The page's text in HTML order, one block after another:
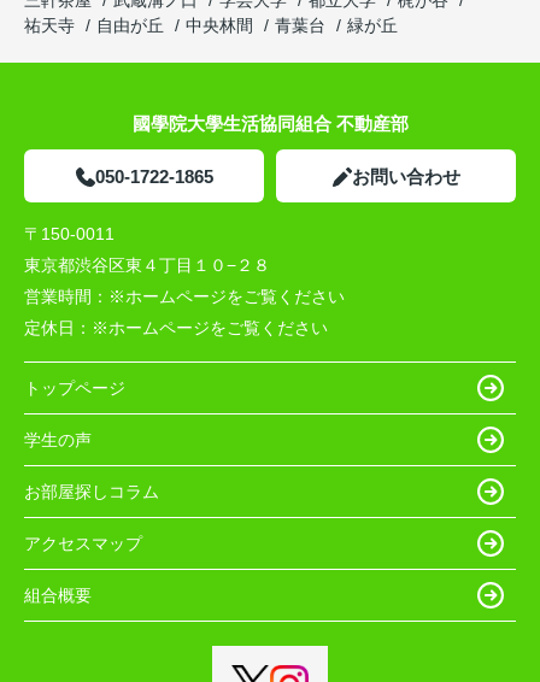
祐天寺
自由が丘 中央林間 青葉台 緑が丘
國學院大學生活協同組合 不動産部
050-1722-1865 お問い合わせ
〒150-0011
東京都渋谷区東４丁目１０−２８
営業時間： ※ホームページをご覧ください
定休日： ※ホームページをご覧ください
トップページ
学生の声
お部屋探しコラム
アクセスマップ
組合概要